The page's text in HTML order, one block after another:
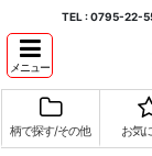
TEL : 0795-22-
メニュー
柄で探す/その他 お気